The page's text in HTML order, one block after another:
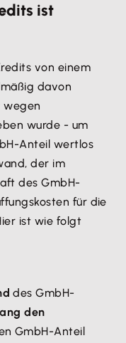
ist
von einem
davon
wegen
wurde - um
Anteil wertlos
der im
des GmbH-
für die
ist wie folgt
des GmbH-
den
GmbH-Anteil